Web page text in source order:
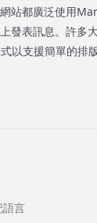
站都廣泛使用
發表訊息。許多
以支援簡單的排
語言